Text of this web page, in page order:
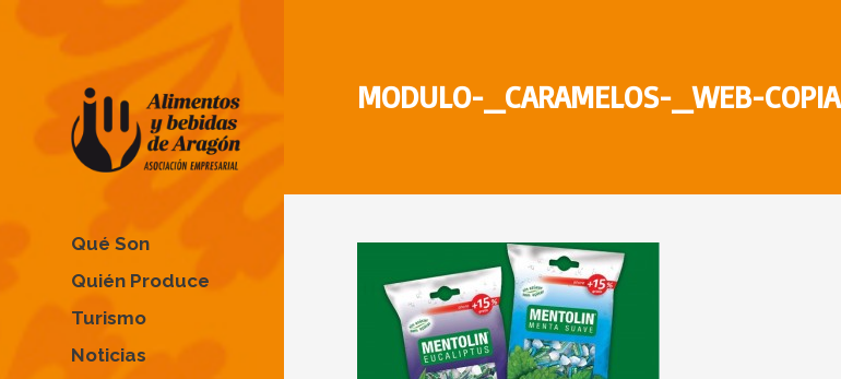
Qué Son
Quién Produce
Turismo
Noticias
MODULO-_CARAMELOS-_WEB-COPIA